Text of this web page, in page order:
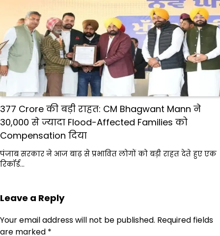
₹377 Crore की बड़ी राहत: CM Bhagwant Mann ने
30,000 से ज्यादा Flood-Affected Families को
Compensation दिया
पंजाब सरकार ने आज बाढ़ से प्रभावित लोगों को बड़ी राहत देते हुए एक
रिकॉर्ड…
Leave a Reply
Your email address will not be published. Required fields
are marked *